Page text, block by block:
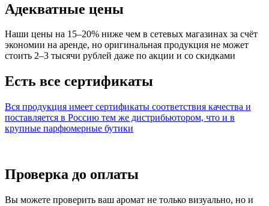
Адекватные цены
Наши цены на 15–20% ниже чем в сетевых магазинах за счёт
экономии на аренде, но оригинальная продукция не может
стоить 2–3 тысячи рублей даже по акции и со скидками
Есть все сертификаты
Вся продукция имеет сертификаты соответствия качества и
поставляется в Россию тем же дистрибьютором, что и в
крупные парфюмерные бутики
Проверка до оплаты
Вы можете проверить ваш аромат не только визуально, но и